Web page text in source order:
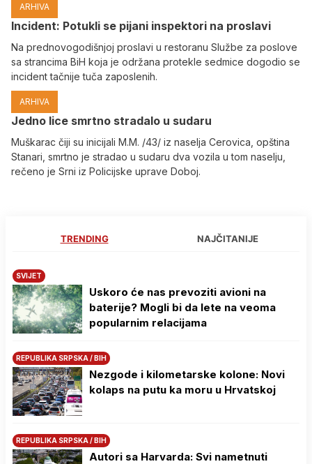
ARHIVA
Incident: Potukli se pijani inspektori na proslavi
Na prednovogodišnjoj proslavi u restoranu Službe za poslove
sa strancima BiH koja je održana protekle sedmice dogodio se
incident tačnije tuča zaposlenih.
ARHIVA
Јedno lice smrtno stradalo u sudaru
Muškarac čiji su inicijali M.M. /43/ iz naselja Cerovica, opština
Stanari, smrtno je stradao u sudaru dva vozila u tom naselju,
rečeno je Srni iz Policijske uprave Doboj.
TRENDING NAJČITANIJE
SVIJET
Uskoro će nas prevoziti avioni na
baterije? Mogli bi da lete na veoma
popularnim relacijama
REPUBLIKA SRPSKA / BIH
Nezgode i kilometarske kolone: Novi
kolaps na putu ka moru u Hrvatskoj
REPUBLIKA SRPSKA / BIH
Autori sa Harvarda: Svi nametnuti